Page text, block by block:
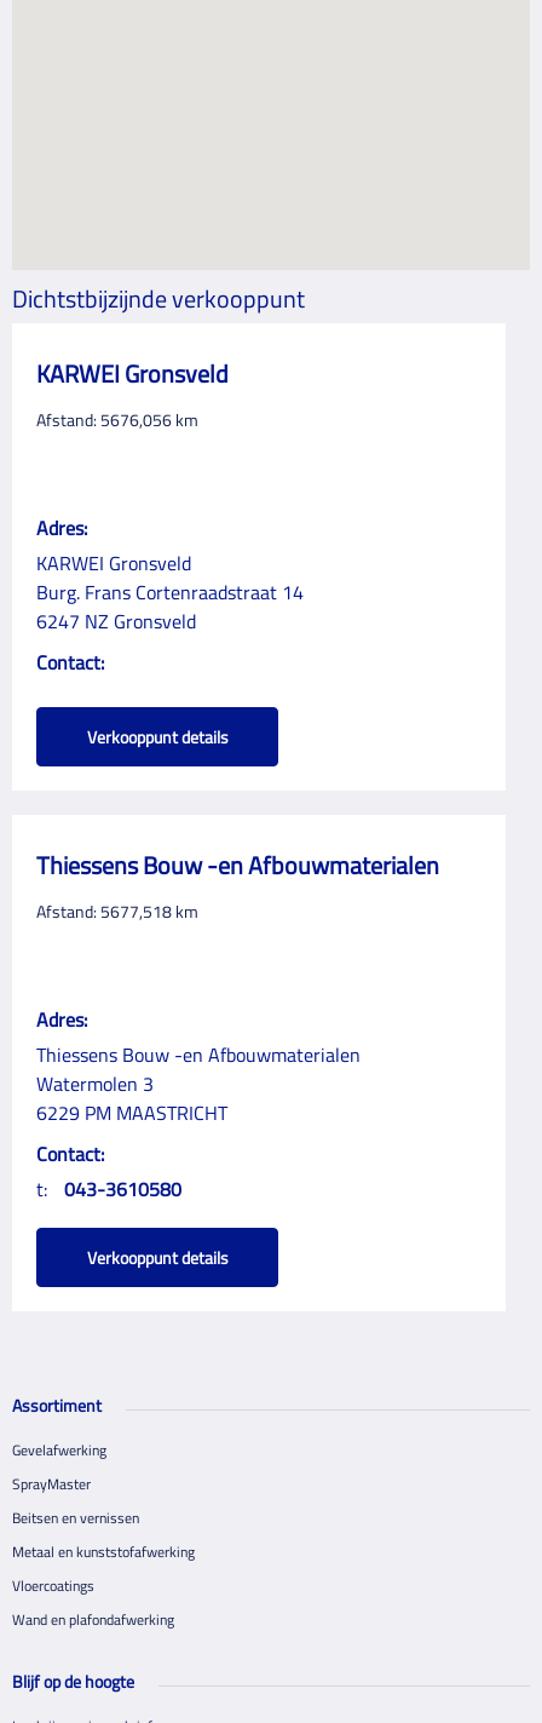
Dichtstbijzijnde verkooppunt
KARWEI Gronsveld
Afstand: 5676,056km
Adres:
KARWEI Gronsveld
Burg. Frans Cortenraadstraat 14
6247 NZ Gronsveld
Contact:
Verkooppunt details
Thiessens Bouw -en Afbouwmaterialen
Afstand: 5677,518km
Adres:
Thiessens Bouw -en Afbouwmaterialen
Watermolen 3
6229 PM MAASTRICHT
Contact:
t: 043-3610580
Verkooppunt details
Assortiment
Gevelafwerking
SprayMaster
Beitsen en vernissen
Metaal en kunststofafwerking
Vloercoatings
Wand en plafondafwerking
Blijf op de hoogte